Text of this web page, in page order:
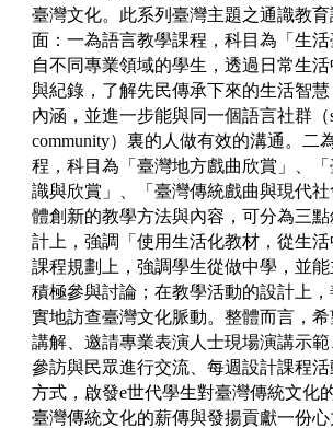
臺灣文化。此系列臺灣主題之通識教
面：一為語言教學課程，科目為「生
自不同專業領域的學生，透過日常生
與紀錄，了解先民傳承下來的生活智
內涵，並進一步能與同一個語言社群（
community）裏的人做有效的溝通。二
程，科目為「臺灣地方戲曲欣賞」、
識與欣賞」、「臺灣傳統戲曲與現代
體創新的教學方法與內容，可分為三
計上，強調「使用生活化教材，從生
課程規劃上，強調學生從做中學，並能
積極參與討論；在教學活動的設計上，
實地訪查臺灣文化脈動。整體而言，
講解、邀請專業表演人士現場演講示
參訪與民眾進行交流、每週設計課程
方式，啟發e世代學生對臺灣傳統文化
臺灣傳統文化的薪傳與發揚貢獻一份心